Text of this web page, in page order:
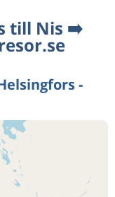
till Nis ➡️
-